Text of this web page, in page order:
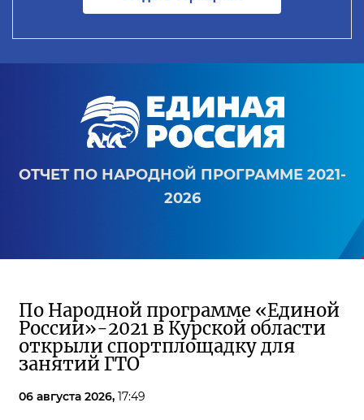
ОТЧЕТ ПО НАРОДНОЙ ПРОГРАММЕ 2021-
2026
По Народной программе «Единой
России»-2021 в Курской области
открыли спортплощадку для
занятий ГТО
06 августа 2026, 17:49